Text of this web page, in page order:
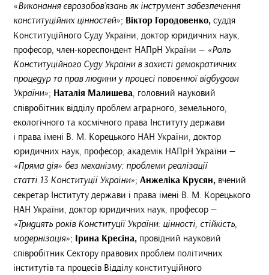
«Виконання єврозобов’язань як інструмент забезпечення
конституційних цінностей»; Віктор Городовенко, суддя
Конституційного Суду України, доктор юридичних наук,
професор, член-кореспондент НАПрН України — «Роль
Конституційного Суду України в захисті демократичних
процедур та прав людини у процесі повоєнної відбудови
України»; Наталія Малишева, головний науковий
співробітник відділу проблем аграрного, земельного,
екологічного та космічного права Інституту держави
і права імені В. М. Корецького НАН України, доктор
юридичних наук, професор, академік НАПрН України —
«Пряма дія» без механізму: проблеми реалізації
статті 13 Конституції України»;Анжеліка Крусян, вчений
секретар Інституту держави і права імені В. М. Корецького
НАН України, доктор юридичних наук, професор —
«Тридцять років Конституції України: цінності, стійкість,
модернізація»; Ірина Кресіна, провідний науковий
співробітник Сектору правових проблем політичних
інститутів та процесів Відділу конституційного